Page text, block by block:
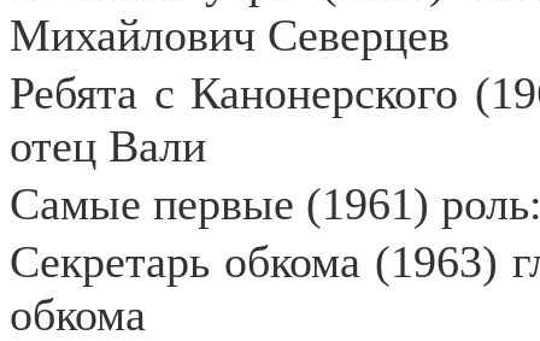
Михайлович Северцев
Ребята с Канонерского
отец Вали
Самые первые (1961)
Секретарь обкома (1963)
обкома